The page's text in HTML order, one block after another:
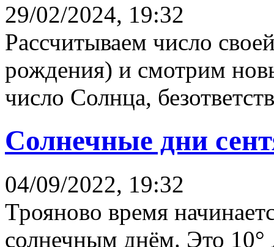
29/02/2024, 19:32
Рассчитываем число
рождения) и смотрим
число Солнца,
Солнечные дни
04/09/2022, 19:32
Трояново время
солнечным днём. Это 10°